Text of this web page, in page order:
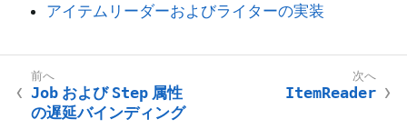
アイテムリーダーおよびライターの実装
Job および Step 属性
の遅延バインディング
ItemReader